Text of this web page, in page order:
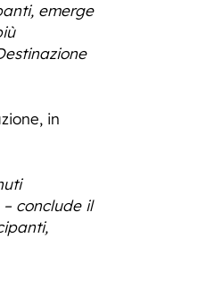
emerge
in
conclude il